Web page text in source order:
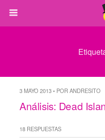
3 MAYO 2013 • POR ANDRESITO
Análisis: Dead
18 RESPUESTAS